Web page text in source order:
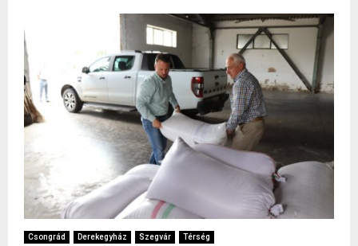
Csongrád Derekegyház Szegvár Térség